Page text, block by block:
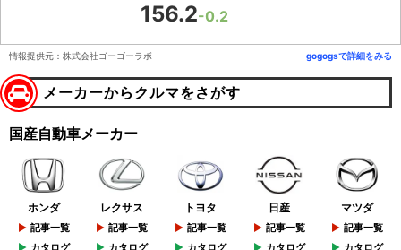
156.2-0.2
情報提供元：株式会社ゴーゴーラボ gogogsで詳細をみる
メーカーからクルマをさがす
国産自動車メーカー
ホンダ
記事一覧
レクサス
記事一覧
トヨタ
記事一覧
日産
記事一覧
マツダ
記事一覧